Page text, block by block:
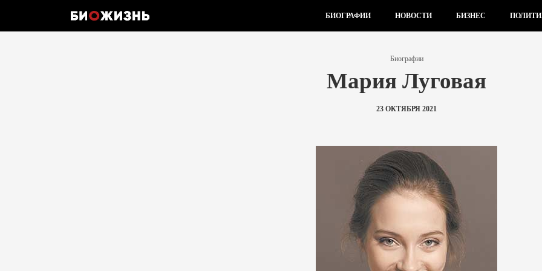
БИОГРАФИИ НОВОСТИ БИЗНЕС
Биографии
Мария Луговая
23 ОКТЯБРЯ 2021